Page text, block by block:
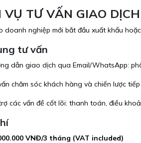
VỤ TƯ VẤN GIAO
doanh nghiệp mới bắt đầu xuất khẩu
tư vấn
dẫn giao dịch qua Email/WhatsApp:
chăm sóc khách hàng và chiến lược
các vấn đề cốt lõi: thanh toán, điều
VNĐ/3 tháng (VAT included)